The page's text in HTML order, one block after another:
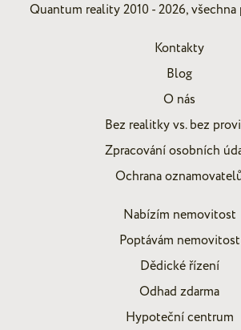
Quantum reality 2010 - 2026, všechna
Kontakty
Blog
O nás
Bez realitky vs. bez
Zpracování osobních
Ochrana
Nabízím nemovitost
Poptávám nemovitost
Dědické řízení
Odhad zdarma
Hypoteční centrum